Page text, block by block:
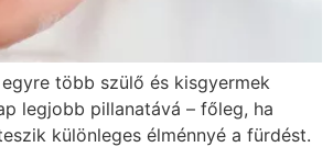
több szülő és kisgyermek
legjobb pillanatává – főleg, ha
különleges élménnyé a fürdést.